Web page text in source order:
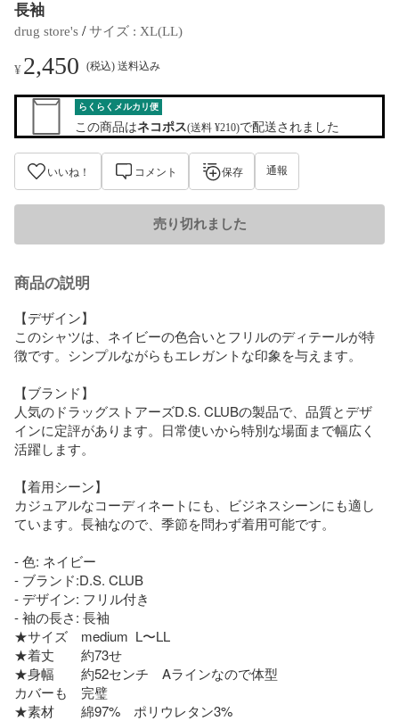
長袖
drug store's / サイズ : XL(LL)
¥2,450 (税込) 送料込み
らくらくメルカリ便
この商品はネコポス(送料 ¥210)で配送されました
いいね！ コメント 保存 通報
売り切れました
商品の説明
【デザイン】
このシャツは、ネイビーの色合いとフリルのディテールが特
徴です。シンプルながらもエレガントな印象を与えます。
【ブランド】
人気のドラッグストアーズD.S. CLUBの製品で、品質とデザ
インに定評があります。日常使いから特別な場面まで幅広く
活躍します。
【着用シーン】
カジュアルなコーディネートにも、ビジネスシーンにも適し
ています。長袖なので、季節を問わず着用可能です。
- 色: ネイビー
- ブランド:D.S. CLUB
- デザイン: フリル付き
- 袖の長さ: 長袖
★サイズ　medium  L〜LL
★着丈　　約73せ
★身幅　　約52センチ　Aラインなので体型
カバーも　完璧
★素材　　綿97%　ポリウレタン3%